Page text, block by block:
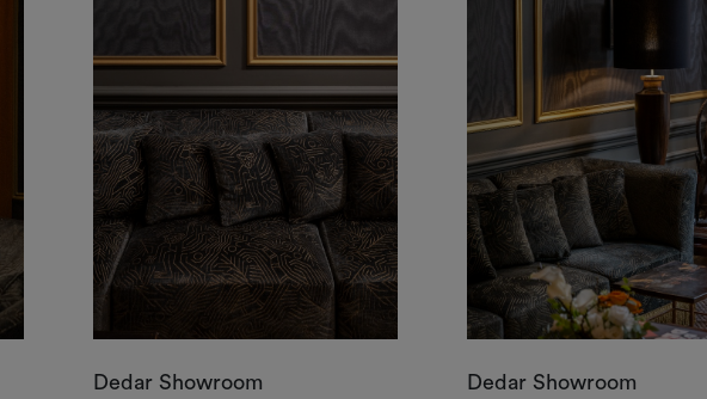
Dedar Showroom Dedar Showroom